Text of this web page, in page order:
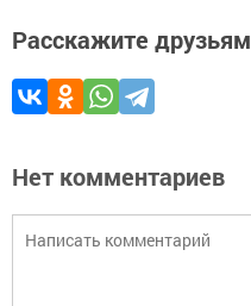
Расскажите друзьям
Нет комментариев